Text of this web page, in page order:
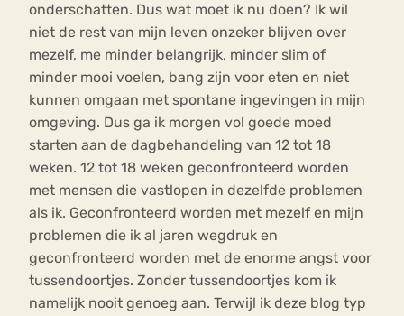
onderschatten. Dus wat moet ik nu doen? Ik wil
niet de rest van mijn leven onzeker blijven over
mezelf, me minder belangrijk, minder slim of
minder mooi voelen, bang zijn voor eten en niet
kunnen omgaan met spontane ingevingen in mijn
omgeving. Dus ga ik morgen vol goede moed
starten aan de dagbehandeling van 12 tot 18
weken. 12 tot 18 weken geconfronteerd worden
met mensen die vastlopen in dezelfde problemen
als ik. Geconfronteerd worden met mezelf en mijn
problemen die ik al jaren wegdruk en
geconfronteerd worden met de enorme angst voor
tussendoortjes. Zonder tussendoortjes kom ik
namelijk nooit genoeg aan. Terwijl ik deze blog typ